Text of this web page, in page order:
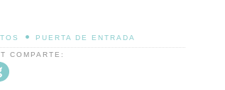
• PUERTA DE ENTRADA
COMPARTE: